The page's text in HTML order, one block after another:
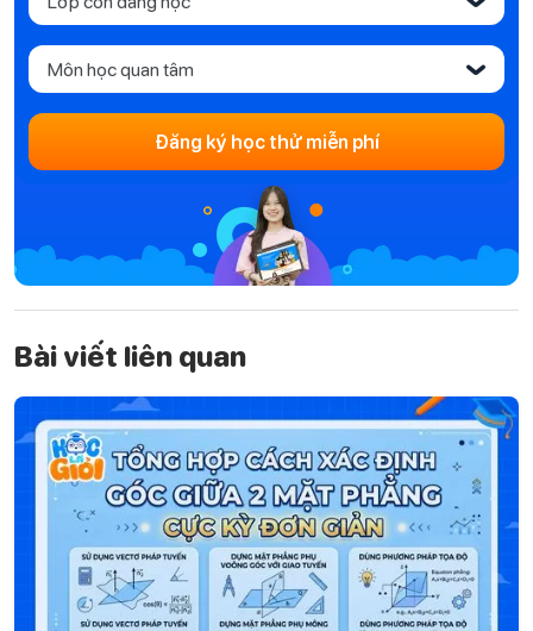
Môn học quan tâm ‹
Đăng ký học thử miễn phí
Bài viết liên quan